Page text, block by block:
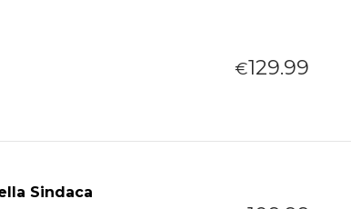
€129.99
Sindaca